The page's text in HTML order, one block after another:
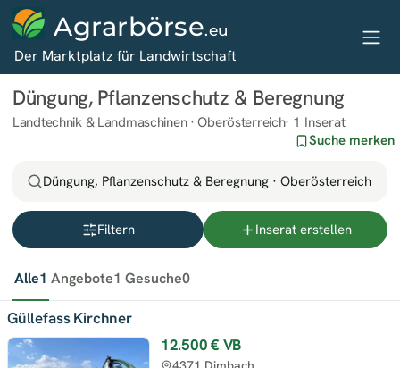
Agrarbörse.eu
Der Marktplatz für Landwirtschaft
Düngung, Pflanzenschutz & Beregnung
Landtechnik & Landmaschinen · Oberösterreich 1 Inserat
Suche merken
Düngung, Pflanzenschutz & Beregnung · Oberösterreich
Filtern Inserat erstellen
Alle1 Angebote1 Gesuche0
Güllefass Kirchner
12.500 € VB